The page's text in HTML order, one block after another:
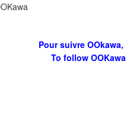
Pour suivre OOkawa,
To follow OOKawa